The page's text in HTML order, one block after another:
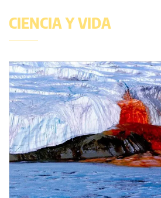
CIENCIA Y VIDA